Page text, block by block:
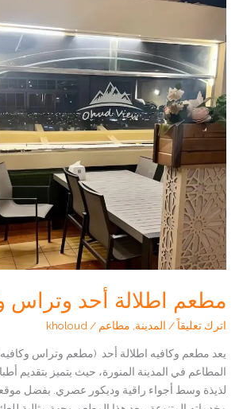
من
نوعها
مطعم اطلالة أحد وتراس
اترك تعليقاً / المدينة, مطاعم /
kholoud
يعد مطعم وكافيه اطلالة أحد (مطعم وتراس
المطاعم في المدينة المنورة، حيث يتميز بتقديم
لذيذة وسط أجواء راقية وديكور عصري. بفضل